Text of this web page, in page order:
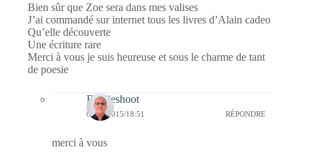
Bien sûr que Zoe sera dans mes valises
J’ai commandé sur internet tous les livres d’Alain cadeo
Qu’elle découverte
Une écriture rare
Merci à vous je suis heureuse et sous le charme de tant
de poesie
Bernieshoot
06/06/2015/18:51 RÉPONDRE
merci à vous